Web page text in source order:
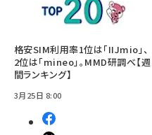
格安SIM利用率1位は「IIJmio」、
2位は「mineo」。MMD研調べ【週
間ランキング】
3月25日 8:00